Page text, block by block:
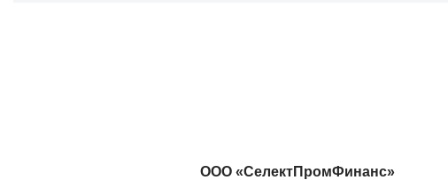
ООО «СелектПромФинанс»